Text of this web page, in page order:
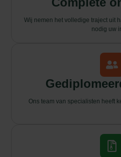
Wij nemen het volledige traject uit
nodig uw
Ons team van specialisten heeft